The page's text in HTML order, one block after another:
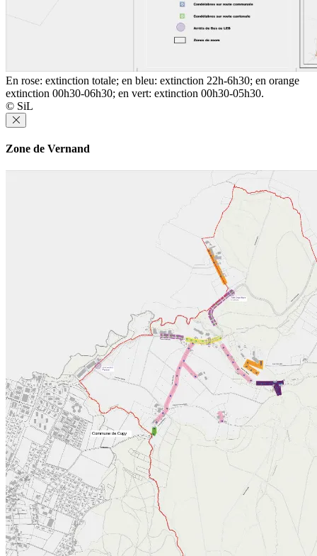
En rose: extinction totale; en bleu: extinction 22h-6h30; en orange
extinction 00h30-06h30; en vert: extinction 00h30-05h30.
© SiL
Zone de Vernand